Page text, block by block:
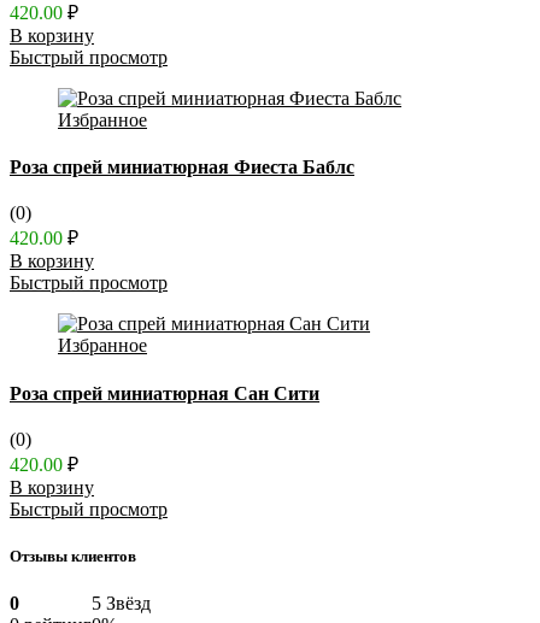
420.00 ₽
В корзину
Быстрый просмотр
Избранное
Роза спрей миниатюрная Фиеста Баблс
(0)
420.00 ₽
В корзину
Быстрый просмотр
Избранное
Роза спрей миниатюрная Сан Сити
(0)
420.00 ₽
В корзину
Быстрый просмотр
Отзывы клиентов
0
5 Звёзд